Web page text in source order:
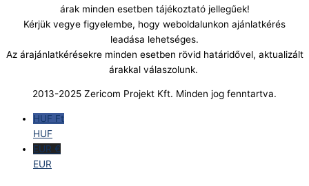
árak minden esetben tájékoztató jellegűek!
Kérjük vegye figyelembe, hogy weboldalunkon ajánlatkérés
leadása lehetséges.
Az árajánlatkérésekre minden esetben rövid határidővel, aktualizált
árakkal válaszolunk.
2013-2025 Zericom Projekt Kft. Minden jog fenntartva.
HUF Ft
HUF
EUR €
EUR